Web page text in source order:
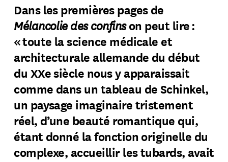
Dans les premières pages de
Mélancolie des confinson peut lire :
« toute la science médicale et
architecturale allemande du début
du XXe siècle nous y apparaissait
comme dans un tableau de Schinkel,
un paysage imaginaire tristement
réel, d’une beauté romantique qui,
étant donné la fonction originelle du
complexe, accueillir les tubards, avait